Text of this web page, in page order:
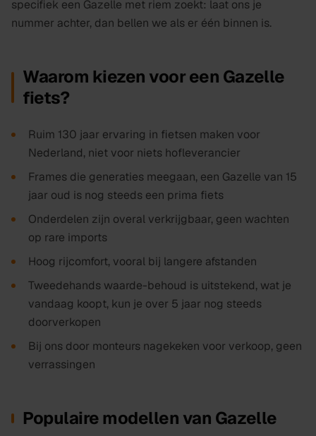
specifiek een Gazelle met riem zoekt: laat ons je
nummer achter, dan bellen we als er één binnen is.
Waarom kiezen voor een Gazelle
fiets?
Ruim 130 jaar ervaring in fietsen maken voor
Nederland, niet voor niets hofleverancier
Frames die generaties meegaan, een Gazelle van 15
jaar oud is nog steeds een prima fiets
Onderdelen zijn overal verkrijgbaar, geen wachten
op rare imports
Hoog rijcomfort, vooral bij langere afstanden
Tweedehands waarde-behoud is uitstekend, wat je
vandaag koopt, kun je over 5 jaar nog steeds
doorverkopen
Bij ons door monteurs nagekeken voor verkoop, geen
verrassingen
Populaire modellen van Gazelle